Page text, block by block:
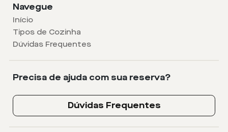
Navegue
Início
Tipos de Cozinha
Dúvidas Frequentes
Precisa de ajuda com sua reserva?
Dúvidas Frequentes